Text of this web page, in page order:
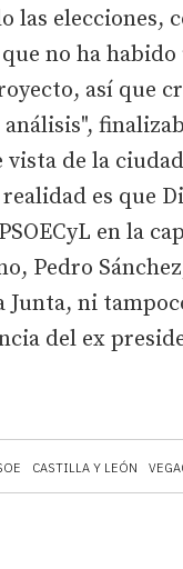
CASTILLA Y LEÓN
las
no ha
así que
vista de la
es que
en la
Pedro
Junta, ni
del ex